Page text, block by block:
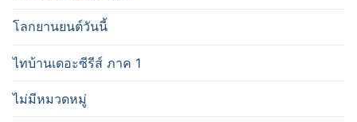
โลกยานยนต์วันนี้
ไทบ้านเดอะซีรีส์ ภาค 1
ไม่มีหมวดหมู่